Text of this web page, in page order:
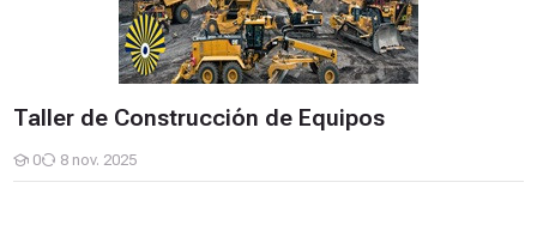
Taller de Construcción de Equipos
0
Estudiantes
8 nov. 2025